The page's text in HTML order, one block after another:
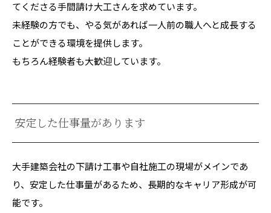
てくださる手間請け大工さんを求めています。
未経験の方でも、やる気があれば一人前の職人へと成長する
ことができる環境を提供します。
もちろん経験者も大歓迎しています。
安定した仕事量があります
大手建築会社の下請け工事や自社施工の現場がメインであ
り、安定した仕事量があるため、長期的なキャリア形成が可
能です。